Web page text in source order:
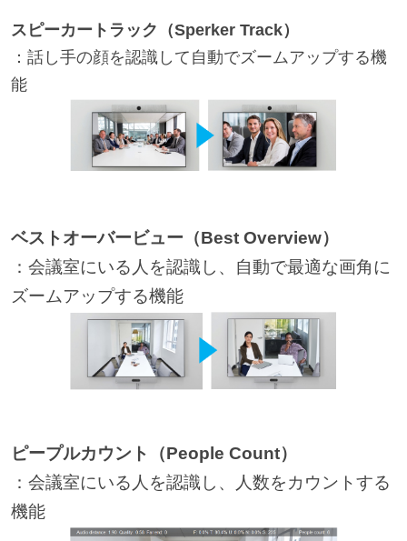
スピーカートラック（Sperker Track）
：話し手の顔を認識して自動でズームアップする機
能
ベストオーバービュー（Best Overview）
：会議室にいる人を認識し、自動で最適な画角に
ズームアップする機能
ピープルカウント（People Count）
：会議室にいる人を認識し、人数をカウントする
機能